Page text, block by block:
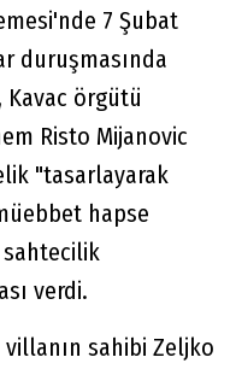
7 Şubat
duruşmasında
Kavac örgütü
Risto Mijanovic
"tasarlayarak
hapse
verdi.
sahibi Zeljko